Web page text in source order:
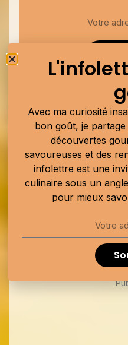
Avec ma curiosité
bon goût, je
découvertes
savoureuses et des
infolettre est une
culinaire sous un
pour mieux